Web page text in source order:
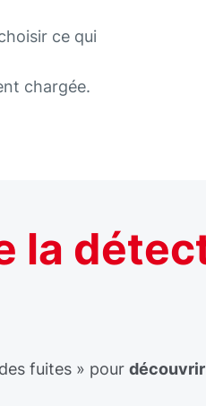
ce qui
chargée.
la
fuites » pour